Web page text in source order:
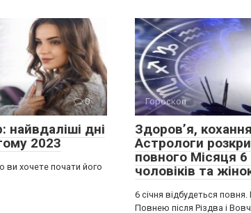
0
найвдаліші дні
2023
ви хочете почати його
Гороскоп
Здоров’я, кохання
Астрологи
повного Місяця 6
чоловіків та
6 січня відбудеться
Повнею після Різдва і